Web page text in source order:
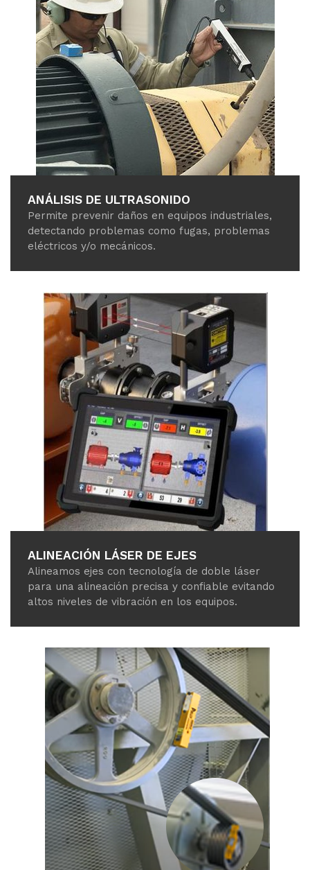
ANÁLISIS DE ULTRASONIDO
Permite prevenir daños en equipos industriales,
detectando problemas como fugas, problemas
eléctricos y/o mecánicos.
ALINEACIÓN LÁSER DE EJES
Alineamos ejes con tecnología de doble láser
para una alineación precisa y confiable evitando
altos niveles de vibración en los equipos.